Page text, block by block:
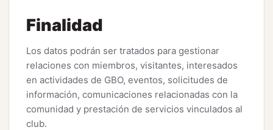
Finalidad
Los datos podrán ser tratados para gestionar
relaciones con miembros, visitantes, interesados
en actividades de GBO, eventos, solicitudes de
información, comunicaciones relacionadas con la
comunidad y prestación de servicios vinculados al
club.